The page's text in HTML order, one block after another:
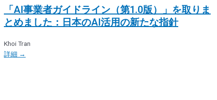
「AI事業者ガイドライン（第1.0版）」を取りま
とめました：日本のAI活用の新たな指針
Khoi Tran
詳細 →